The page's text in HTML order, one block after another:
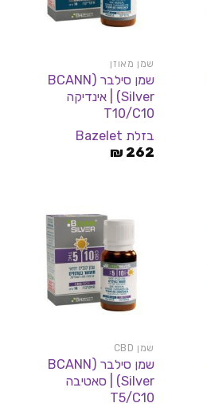
שמן מאוזן
שמן סילבר (BCANN
Silver) | אינדיקה
T10/C10
בזלת Bazelet
262
₪
שמן CBD
שמן סילבר (BCANN
Silver) | סאטיבה
T5/C10